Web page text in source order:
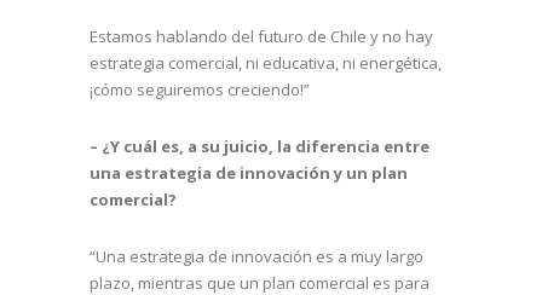
Estamos hablando del futuro de Chile y no hay
estrategia comercial, ni educativa, ni energética,
¡cómo seguiremos creciendo!”
– ¿Y cuál es, a su juicio, la diferencia entre
una estrategia de innovación y un plan
comercial?
“Una estrategia de innovación es a muy largo
plazo, mientras que un plan comercial es para